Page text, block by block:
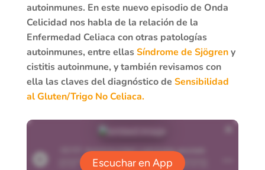
autoinmunes. En este nuevo episodio de Onda
Celicidad nos habla de la relación de la
Enfermedad Celiaca con otras patologías
autoinmunes, entre ellasSíndrome de Sjögreny
cistitis autoinmune, y también revisamos con
ella las claves del diagnóstico de Sensibilidad
al Gluten/Trigo No Celiaca.